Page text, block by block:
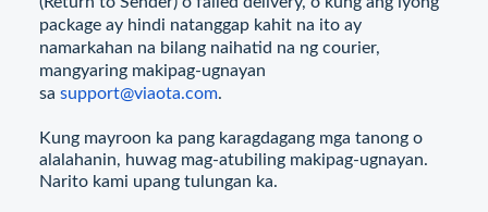
package ay hindi natanggap kahit na ito ay
namarkahan na bilang naihatid na ng courier,
mangyaring makipag-ugnayan
sa support@viaota.com.
Kung mayroon ka pang karagdagang mga tanong o
alalahanin, huwag mag-atubiling makipag-ugnayan.
Narito kami upang tulungan ka.